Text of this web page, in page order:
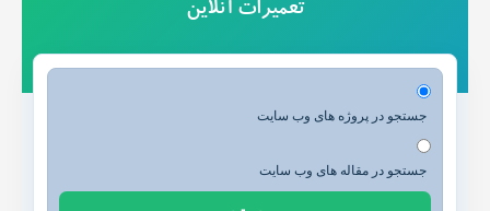
پروژه های رایگان
ارتباط با ما
جستجو در وب سایت
تعمیرات آنلاین
جستجو در پروژه های وب سایت
جستجو در مقاله های وب سایت